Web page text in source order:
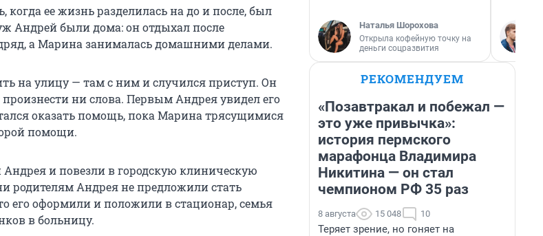
ее жизнь разделилась на до и после, был
Андрей были дома: он отдыхал после
а Марина занималась домашними делами.
на улицу — там с ним и случился приступ. Он
ни слова. Первым Андрея увидел его
оказать помощь, пока Марина трясущимися
помощи.
и повезли в городскую клиническую
родителям Андрея не предложили стать
его оформили и положили в стационар, семья
в больницу.
Наталья Шорохова
Открыла кофейную точку на
деньги соцразвития
РЕКОМЕНДУЕМ
«Позавтракал и побежал —
это уже привычка»:
история пермского
марафонца Владимира
Никитина — он стал
чемпионом РФ 35 раз
8 августа 15 048 10
Теряет зрение, но гоняет на